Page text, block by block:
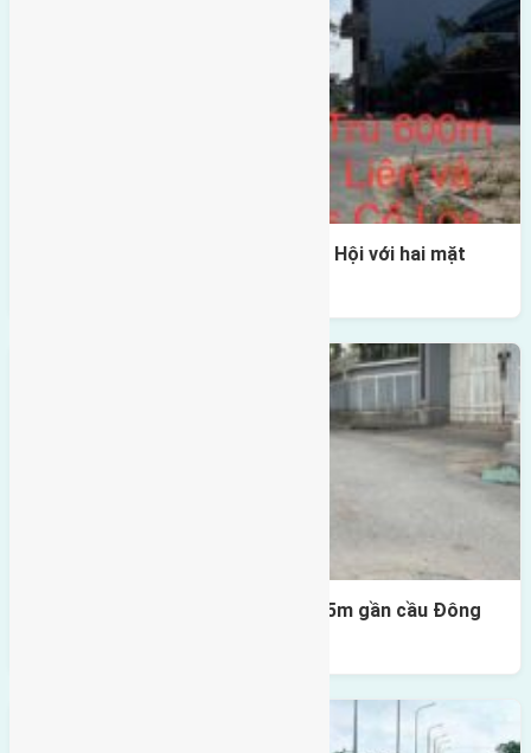
Một vị trí hiếm còn lại tại X1 Đông Hội với hai mặt
Lô đất Lại Đà 52m2 mặt đường 4,5m gần cầu Đông